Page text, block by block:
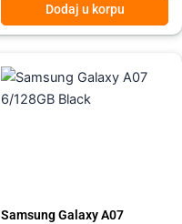
Dodaj u korpu
Samsung Galaxy A07
price
was:
259,00 KM.
price
is:
215,00 KM.